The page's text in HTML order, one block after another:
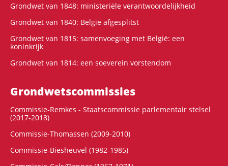
Grondwet van 1848: ministeriële verantwoordelijkheid
Grondwet van 1840: België afgesplitst
Grondwet van 1815: samenvoeging met België: een
koninkrijk
Grondwet van 1814: een soeverein vorstendom
Grondwets­commissies
Commissie-Remkes - Staatscommissie parlementair stelsel
(2017-2018)
Commissie-Thomassen (2009-2010)
Commissie-Biesheuvel (1982-1985)